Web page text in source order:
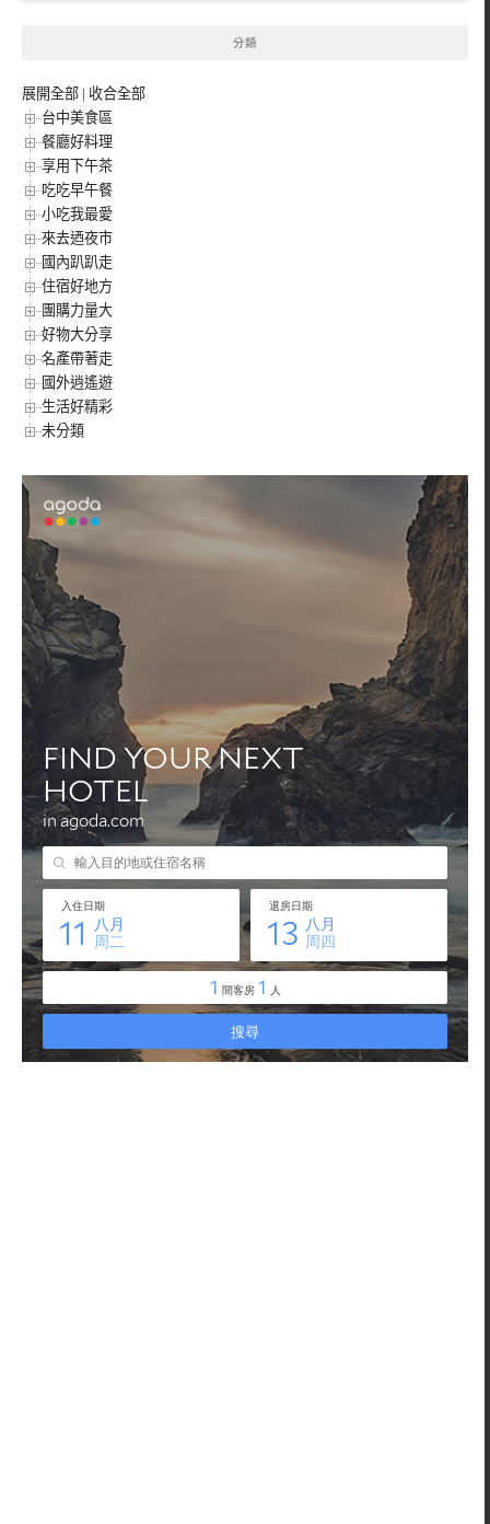
分類
展開全部 | 收合全部
台中美食區
餐廳好料理
享用下午茶
吃吃早午餐
小吃我最愛
來去迺夜市
國內趴趴走
住宿好地方
團購力量大
好物大分享
名產帶著走
國外逍遙遊
生活好精彩
未分類